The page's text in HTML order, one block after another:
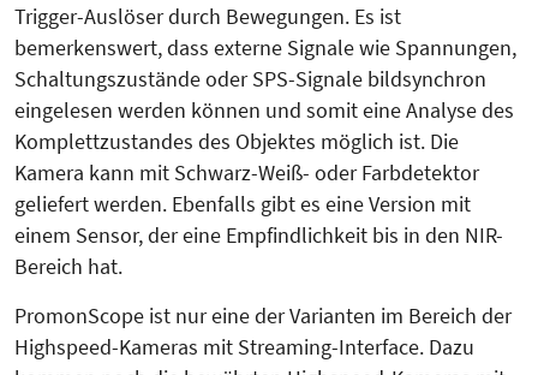
Trigger-Auslöser durch Bewegungen. Es ist
bemerkenswert, dass externe Signale wie Spannungen,
Schaltungszustände oder SPS-Sig­nale bildsynchron
eingelesen werden können und somit eine Analyse des
Komplettzustandes des Objektes möglich ist. Die
Kamera kann mit Schwarz-Weiß- oder Farbdetektor
geliefert werden. Ebenfalls gibt es eine Version mit
einem Sensor, der eine Empfindlichkeit bis in den NIR-
Be­reich hat.
PromonScope ist nur eine der Varianten im Bereich der
High­­speed-Kameras mit Streaming-Interface. Dazu